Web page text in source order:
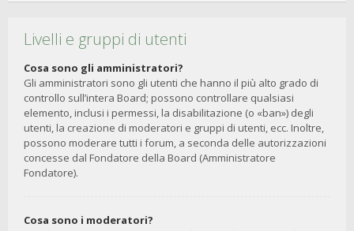
Livelli e gruppi di utenti
Cosa sono gli amministratori?
Gli amministratori sono gli utenti che hanno il più alto grado di
controllo sull’intera Board; possono controllare qualsiasi
elemento, inclusi i permessi, la disabilitazione (o «ban») degli
utenti, la creazione di moderatori e gruppi di utenti, ecc. Inoltre,
possono moderare tutti i forum, a seconda delle autorizzazioni
concesse dal Fondatore della Board (Amministratore
Fondatore).
Cosa sono i moderatori?